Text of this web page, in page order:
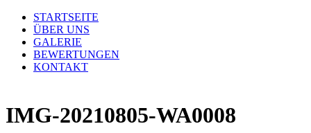
STARTSEITE
ÜBER UNS
GALERIE
BEWERTUNGEN
KONTAKT
IMG-20210805-WA0008